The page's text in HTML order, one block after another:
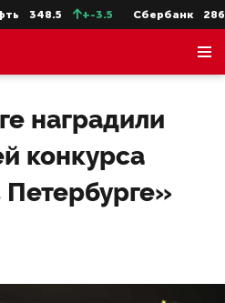
348.5 +-3.5 Сбербанк
наградили
конкурса